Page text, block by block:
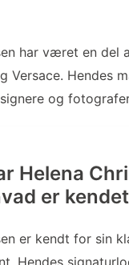
har været en del
Versace. Hendes
og
Helena
er
er kendt for sin